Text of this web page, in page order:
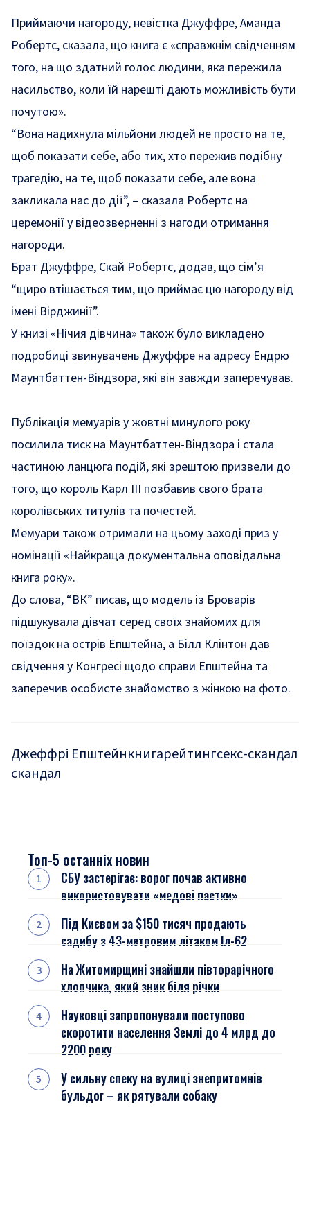
Приймаючи нагороду, невістка Джуффре, Аманда
Робертс, сказала, що книга є «справжнім свідченням
того, на що здатний голос людини, яка пережила
насильство, коли їй нарешті дають можливість бути
почутою».
“Вона надихнула мільйони людей не просто на те,
щоб показати себе, або тих, хто пережив подібну
трагедію, на те, щоб показати себе, але вона
закликала нас до дії”, – сказала Робертс на
церемонії у відеозверненні з нагоди отримання
нагороди.
Брат Джуффре, Скай Робертс, додав, що сім’я
“щиро втішається тим, що приймає цю нагороду від
імені Вірджинії”.
У книзі «Нічия дівчина» також було викладено
подробиці звинувачень Джуффре на адресу Ендрю
Маунтбаттен-Віндзора, які він завжди заперечував.
Публікація мемуарів у жовтні минулого року
посилила тиск на Маунтбаттен-Віндзора і стала
частиною ланцюга подій, які зрештою призвели до
того, що король Карл III позбавив свого брата
королівських титулів та почестей.
Мемуари також отримали на цьому заході приз у
номінації «Найкраща документальна оповідальна
книга року».
До слова, “ВК” писав, що модель із Броварів
підшукувала дівчат серед своїх знайомих для
поїздок на острів Епштейна, а Білл Клінтон дав
свідчення у Конгресі щодо справи Епштейна та
заперечив особисте знайомство з жінкою на фото.
Джеффрі Епштейнкнигарейтингсекс-скандал
скандал
Топ-5 останніх новин
СБУ застерігає: ворог почав активно
використовувати «медові пастки»
Під Києвом за $150 тисяч продають
садибу з 43-метровим літаком Іл-62
На Житомирщині знайшли півторарічного
хлопчика, який зник біля річки
Науковці запропонували поступово
скоротити населення Землі до 4 млрд до
2200 року
У сильну спеку на вулиці знепритомнів
бульдог – як рятували собаку